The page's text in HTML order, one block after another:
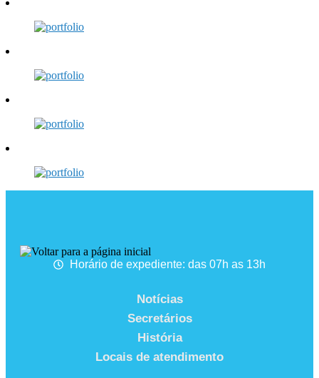
Horário de expediente: das 07h as 13h
Notícias
Secretários
História
Locais de atendimento